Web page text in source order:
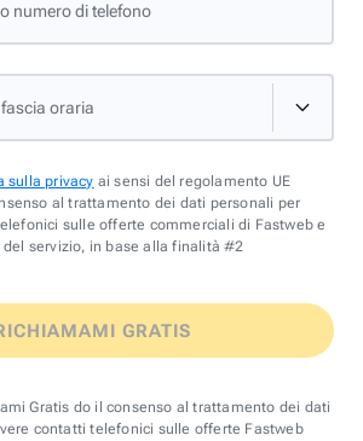
numero di telefono
oraria
sulla privacy ai sensi del regolamento UE
al trattamento dei dati personali per
sulle offerte commerciali di Fastweb e
servizio, in base alla finalità #2
GRATIS
Gratis do il consenso al trattamento dei dati
contatti telefonici sulle offerte Fastweb